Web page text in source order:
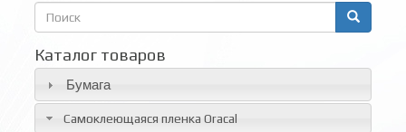
Форма
поиска
Каталог товаров
Бумага
Самоклеющаяся пленка Oracal